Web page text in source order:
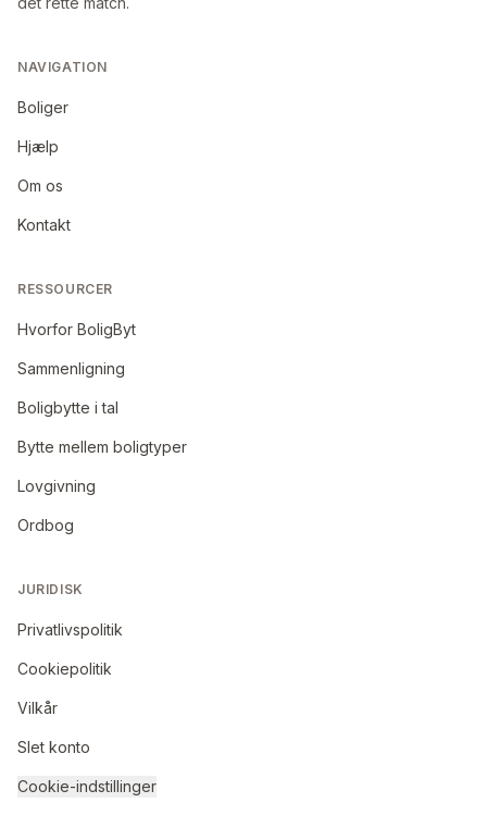
NAVIGATION
Boliger
Hjælp
Om os
Kontakt
RESSOURCER
Hvorfor BoligByt
Sammenligning
Boligbytte i tal
Bytte mellem boligtyper
Lovgivning
Ordbog
JURIDISK
Privatlivspolitik
Cookiepolitik
Vilkår
Slet konto
Cookie-indstillinger